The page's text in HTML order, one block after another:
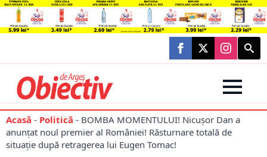
Search
for:
Acasă - Politică - BOMBA MOMENTULUI! Nicușor Dan a
anunțat noul premier al României! Răsturnare totală de
situație după retragerea lui Eugen Tomac!